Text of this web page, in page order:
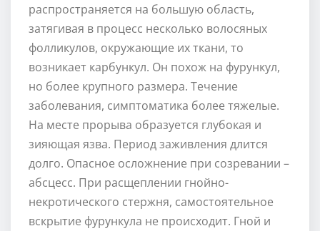
распространяется на большую область,
затягивая в процесс несколько волосяных
фолликулов, окружающие их ткани, то
возникает карбункул. Он похож на фурункул,
но более крупного размера. Течение
заболевания, симптоматика более тяжелые.
На месте прорыва образуется глубокая и
зияющая язва. Период заживления длится
долго. Опасное осложнение при созревании –
абсцесс. При расщеплении гнойно-
некротического стержня, самостоятельное
вскрытие фурункула не происходит. Гной и